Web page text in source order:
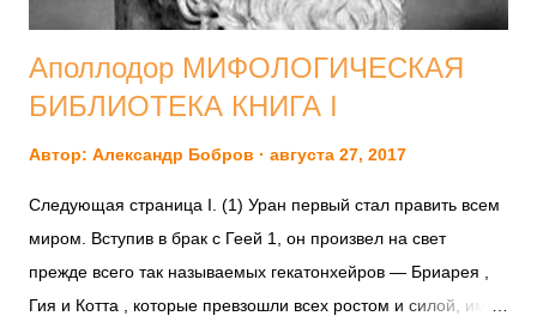
Аполлодор МИФОЛОГИЧЕСКАЯ
БИБЛИОТЕКА КНИГА I
Автор: Александр Бобров августа 27, 2017
Следующая страница I. (1) Уран пер­вый стал пра­вить всем
миром. Всту­пив в брак с Геей 1, он про­из­вел на свет
прежде все­го так назы­ва­е­мых гека­тон­хей­ров — Бри­а­рея ,
Гия и Кот­та , кото­рые пре­взо­шли всех ростом и силой, имея